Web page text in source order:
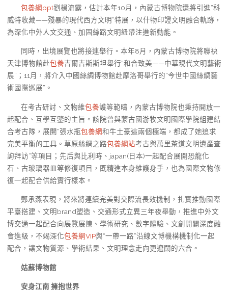
包養網ppt劉楊流露，估計本年10月，內蒙古博物院還將引進“科
威特收藏——殘暴的現代西方文明”特展，以什物印證文明融合軌跡，
為深化中外人文交通、加固絲路文明紐帶注進新動能。
同時，出境展覽也將接連舉行。本年8月，內蒙古博物院將聯袂
天津博物館赴包養吉爾吉斯斯坦舉行“和合致美——中華現代文明藝術
展”；11月，將介入中國絲綢博物館赴摩洛哥舉行的“今世中國絲綢藝
術國際巡展”。
在考古研討、文物維包養護等範疇，內蒙古博物院也秉持開放一
起配合、互學互鑒的主旨。該院曾與蒙古國游牧文明國際學院組建結
合考古隊，展開“張水瓶包養網和牛土豪這兩個極端，都成了她追求
完美平衡的工具。草原絲綢之路包養網站考古與萬里茶道文明遺產查
詢拜訪”等項目；先后與比利時、japan(日本)一起配合展開恐龍化
石、古玻璃器皿等修復項目，既精進本身維護身手，也為國際文物修
復一起配合供給實行樣本。
鄭承燕表現，將來將連續完美對交際流長效機制，扎實推動國際
平臺搭建、文明brand塑造、交通形式立異三年夜舉動，推進中外文
博交通一起配合向展覽展陳、學術研究、數字體驗、文創開闢深度融
會進級，不竭深化包養網VIP與“一帶一路”沿線文博機構機制化一起
配合，讓文物質源、學術結果、文明理念走向更遼闊的六合。
姑蘇博物館
安身江南 擁抱世界